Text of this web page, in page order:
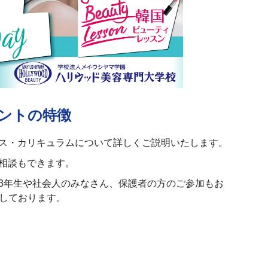
トの特徴
・カリキュラムについて詳しくご説明いたします。
談もできます。
年生や社会人のみなさん、保護者の方のご参加もお
ております。